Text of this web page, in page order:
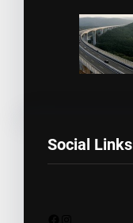
Social Links